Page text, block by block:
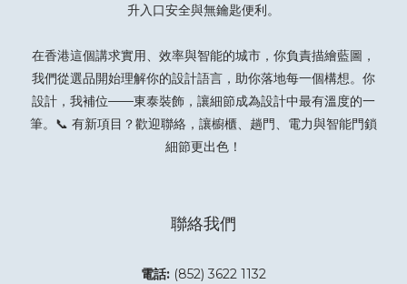
升入口安全與無鑰匙便利。
在香港這個講求實用、效率與智能的城市，你負責描繪藍圖，
我們從選品開始理解你的設計語言，助你落地每一個構想。你
設計，我補位——東泰裝飾，讓細節成為設計中最有溫度的一
筆。📞 有新項目？歡迎聯絡 ，讓櫥櫃、趟門、電力與智能門鎖
細節更出色！
聯絡我們
電話: (852) 3622 1132